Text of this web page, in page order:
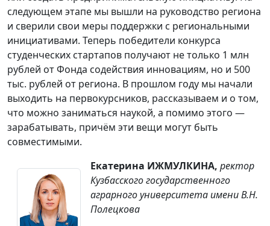
следующем этапе мы вышли на руководство региона
и сверили свои меры поддержки с региональными
инициативами. Теперь победители конкурса
студенческих стартапов получают не только 1 млн
рублей от Фонда содействия инновациям, но и 500
тыс. рублей от региона. В прошлом году мы начали
выходить на первокурсников, рассказываем и о том,
что можно заниматься наукой, а помимо этого —
зарабатывать, причём эти вещи могут быть
совместимыми.
Екатерина ИЖМУЛКИНА, ректор
Кузбасского государственного
аграрного университета имени В.Н.
Полецкова